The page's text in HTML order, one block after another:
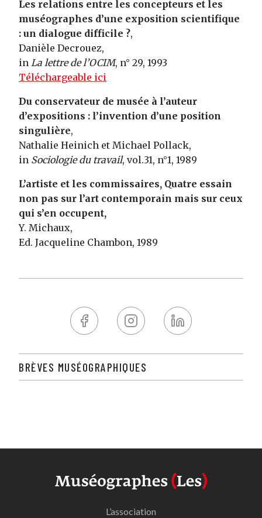
Les relations entre les concepteurs et les
muséographes d’une exposition scientifique
: un dialogue difficile ?,
Danièle Decrouez,
in La lettre de l’OCIM, n° 29, 1993
Téléchargeable ici
Du conservateur de musée à l’auteur
d’expositions : l’invention d’une position
singulière,
Nathalie Heinich et Michael Pollack,
in Sociologie du travail, vol.31, n°1, 1989
L’artiste et les commissaires, Quatre essain
non pas sur l’art contemporain mais sur ceux
qui s’en occupent,
Y. Michaux,
Ed. Jacqueline Chambon, 1989
BRÈVES MUSÉOGRAPHIQUES
L’association